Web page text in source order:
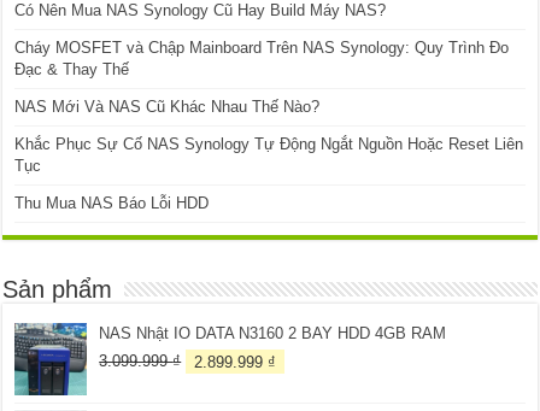
Có Nên Mua NAS Synology Cũ Hay Build Máy NAS?
Cháy MOSFET và Chập Mainboard Trên NAS Synology: Quy Trình Đo
Đạc & Thay Thế
NAS Mới Và NAS Cũ Khác Nhau Thế Nào?
Khắc Phục Sự Cố NAS Synology Tự Động Ngắt Nguồn Hoặc Reset Liên
Tục
Thu Mua NAS Báo Lỗi HDD
Sản phẩm
NAS Nhật IO DATA N3160 2 BAY HDD 4GB RAM
3.099.999₫
Giá
2.899.999 ₫